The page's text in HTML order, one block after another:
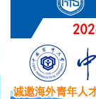
用还大肆转卖
同参与，最终因